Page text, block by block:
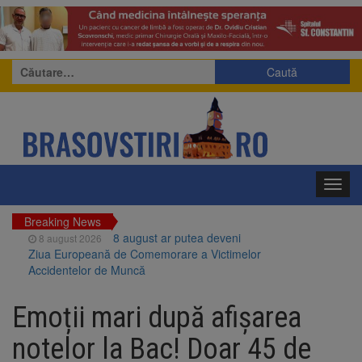
Caută
după:
Breaking News
8 august 2026
8 august ar putea deveni
Ziua Europeană de Comemorare a Victimelor
Accidentelor de Muncă
fostului complex Duplex 91, de lângă Piața
Star
8 august 2026
Ungaria renunță la apelul
pentru reducerea consumului de energie.
Emoții mari după afișarea
notelor la Bac! Doar 45 de